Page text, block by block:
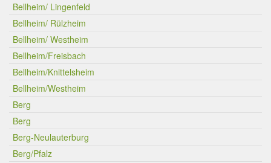
Bellheim/ Lingenfeld
Bellheim/ Rülzheim
Bellheim/ Westheim
Bellheim/Freisbach
Bellheim/Knittelsheim
Bellheim/Westheim
Berg
Berg
Berg-Neulauterburg
Berg/Pfalz